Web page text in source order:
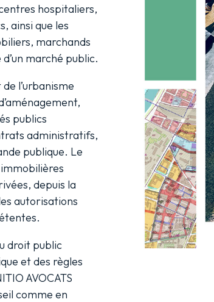
hospitaliers,
ainsi que les
marchands
marché public.
l’urbanisme
publics
administratifs,
publique. Le
depuis la
autorisations
droit public
et des règles
AVOCATS
comme en